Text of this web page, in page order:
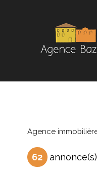
Agence
62